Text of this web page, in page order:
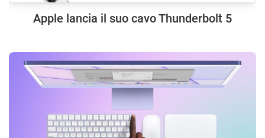
Apple lancia il suo cavo Thunderbolt 5